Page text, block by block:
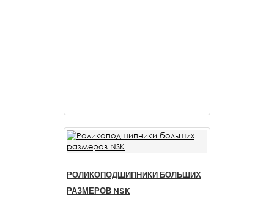
РОЛИКОПОДШИПНИКИ БОЛЬШИХ
РАЗМЕРОВ NSK